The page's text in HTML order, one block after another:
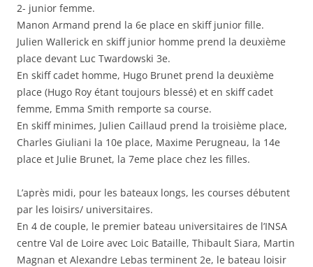
2- junior femme.
Manon Armand prend la 6e place en skiff junior fille.
Julien Wallerick en skiff junior homme prend la deuxième
place devant Luc Twardowski 3e.
En skiff cadet homme, Hugo Brunet prend la deuxième
place (Hugo Roy étant toujours blessé) et en skiff cadet
femme, Emma Smith remporte sa course.
En skiff minimes, Julien Caillaud prend la troisième place,
Charles Giuliani la 10e place, Maxime Perugneau, la 14e
place et Julie Brunet, la 7eme place chez les filles.
L’après midi, pour les bateaux longs, les courses débutent
par les loisirs/ universitaires.
En 4 de couple, le premier bateau universitaires de l’INSA
centre Val de Loire avec Loic Bataille, Thibault Siara, Martin
Magnan et Alexandre Lebas terminent 2e, le bateau loisir